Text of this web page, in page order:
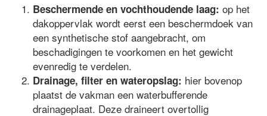
Beschermende en vochthoudende laag: op het
dakoppervlak wordt eerst een beschermdoek van
een synthetische stof aangebracht, om
beschadigingen te voorkomen en het gewicht
evenredig te verdelen.
Drainage, filter en wateropslag: hier bovenop
plaatst de vakman een waterbufferende
drainageplaat. Deze draineert overtollig